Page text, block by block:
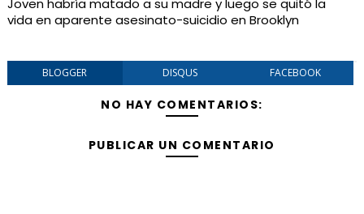
Joven habría matado a su madre y luego se quitó la
vida en aparente asesinato-suicidio en Brooklyn
BLOGGER DISQUS FACEBOOK
NO HAY COMENTARIOS:
PUBLICAR UN COMENTARIO